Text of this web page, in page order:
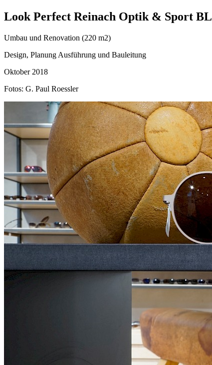
Look Perfect Reinach Optik & Sport BL
Umbau und Renovation (220 m2)
Design, Planung Ausführung und Bauleitung
Oktober 2018
Fotos: G. Paul Roessler